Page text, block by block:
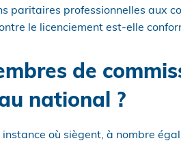
paritaires professionnelles aux
le licenciement est-elle
de
national ?
où siègent, à nombre